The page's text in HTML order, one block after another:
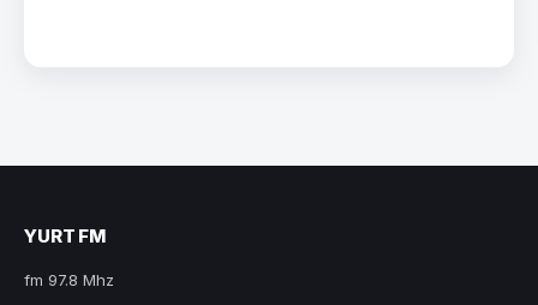
YURT FM
fm 97.8 Mhz